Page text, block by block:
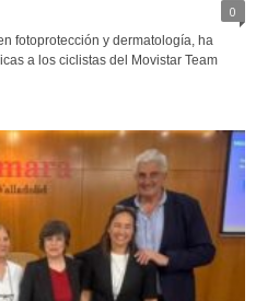
0
fotoprotección y dermatología, ha
a los ciclistas del Movistar Team